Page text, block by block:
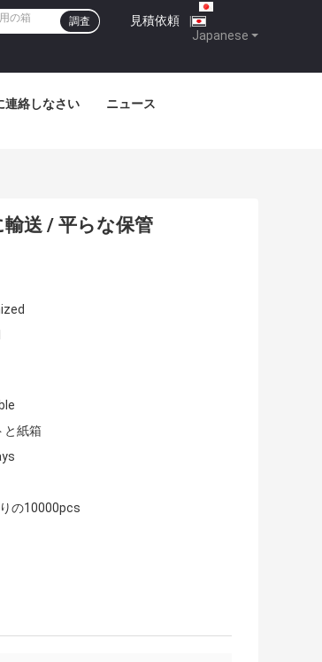
Japanese
見積依頼 |
調査
連絡しなさい ニュース
送 / 平らな保管
と紙箱
の10000pcs